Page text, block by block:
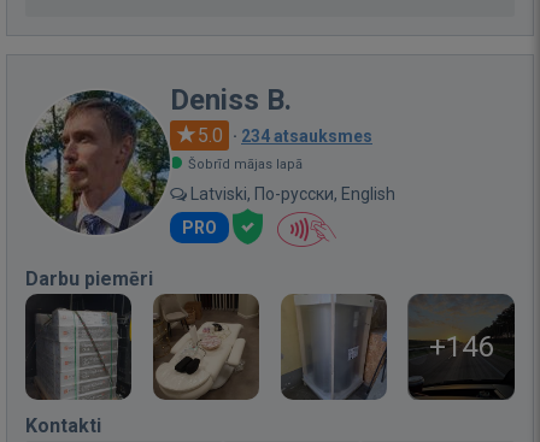
Deniss B.
5.0 · 234 atsauksmes
Šobrīd mājas lapā
Latviski, По-русски, English
PRO
Darbu piemēri
+146
Kontakti